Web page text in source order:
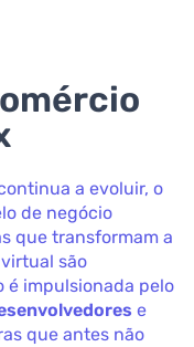
a evoluir, o
de negócio
que transformam a
são
é impulsionada pelo
e
que antes não